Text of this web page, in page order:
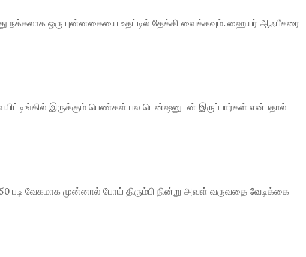
நக்கலாக ஒரு புன்னகையை உதட்டில் தேக்கி வைக்கவும். ஹையர் ஆஃபீசரை
இருக்கும் பெண்கள் பல டென்ஷனுடன் இருப்பார்கள் என்பதால்
படி வேகமாக முன்னால் போய் திரும்பி நின்று அவள் வருவதை வேடிக்கை